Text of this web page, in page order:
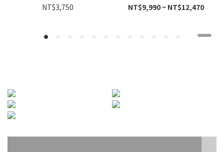
NT$3,750
NT$9,990 ~ NT$12,470